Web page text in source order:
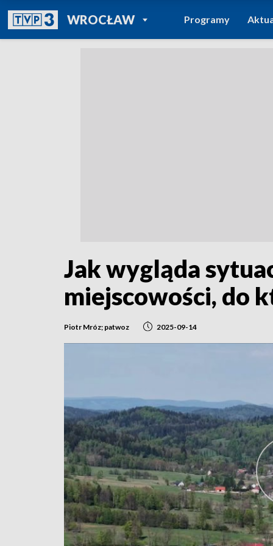
WROCŁAWPOWRÓT DO
TVP REGIONY
Programy
Jak wygląda
miejscowości, do
Piotr Mróz; patwoz 2025-09-14